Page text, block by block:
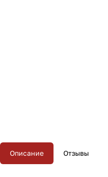
Описание Отзывы